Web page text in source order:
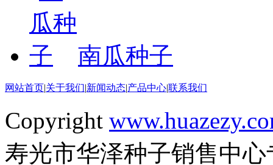
南瓜种子
网站首页|关于我们|新闻动态|产品中心|联系我们
Copyright
寿光市华泽种子销售中